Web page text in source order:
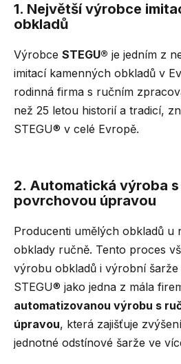
1. Největší výrobce
obkladů
Výrobce STEGU® je jedním z
imitací kamenných obkladů v
rodinná firma s ručním
než 25 letou historií a tradicí,
STEGU® v celé Evropě.
2. Automatická výroba
povrchovou úpravou
Producenti umělých obkladů u
obklady ručně. Tento proces
výrobu obkladů i výrobní
STEGU® jako jedna z mála
automatizovanou výrobu s
úpravou, která zajišťuje
jednotné odstínové šarže ve
j
e
t
e
n
a
j
?
HLEDAT
D
o
p
o